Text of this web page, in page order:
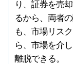
り、証券を売
るから、両者
も、市場リス
ら、市場を介
離脱できる。